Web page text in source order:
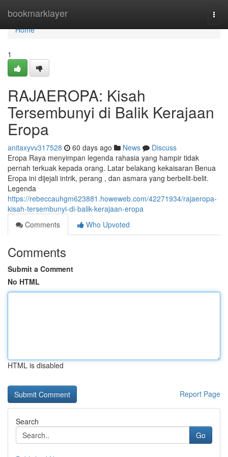
bookmarklayer
Home
Home
1
RAJAEROPA: Kisah
Tersembunyi di Balik Kerajaan
Eropa
anitaxyvv317528 60 days ago News
Discuss
Eropa Raya menyimpan legenda rahasia yang hampir tidak
pernah terkuak kepada orang. Latar belakang kekaisaran Benua
Eropa ini dijejali intrik, perang , dan asmara yang berbelit-belit.
Legenda
https://rebeccauhgm623881.howeweb.com/42271934/rajaeropa-
kisah-tersembunyi-di-balik-kerajaan-eropa
Comments
Who Upvoted
Comments
Submit a Comment
No HTML
HTML is disabled
Report Page
Search
Go